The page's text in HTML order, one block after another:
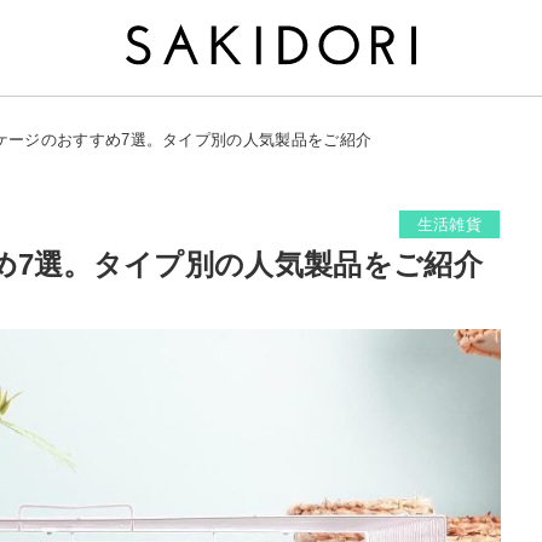
ージのおすすめ7選。タイプ別の人気製品をご紹介
生活雑貨
7選。タイプ別の人気製品をご紹介